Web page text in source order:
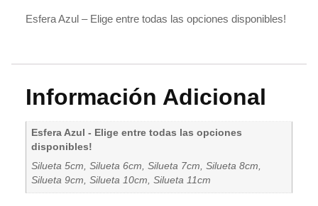
Esfera Azul – Elige entre todas las opciones disponibles!
Información Adicional
Esfera Azul - Elige entre todas las opciones
disponibles!
Silueta 5cm, Silueta 6cm, Silueta 7cm, Silueta 8cm,
Silueta 9cm, Silueta 10cm, Silueta 11cm